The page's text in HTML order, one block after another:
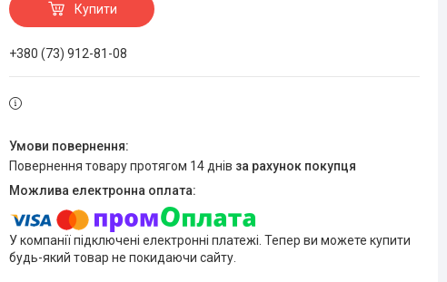
Купити
+380 (73) 912-81-08
повернення товару протягом 14 днів за рахунок покупця
У компанії підключені електронні платежі. Тепер ви можете купити
будь-який товар не покидаючи сайту.